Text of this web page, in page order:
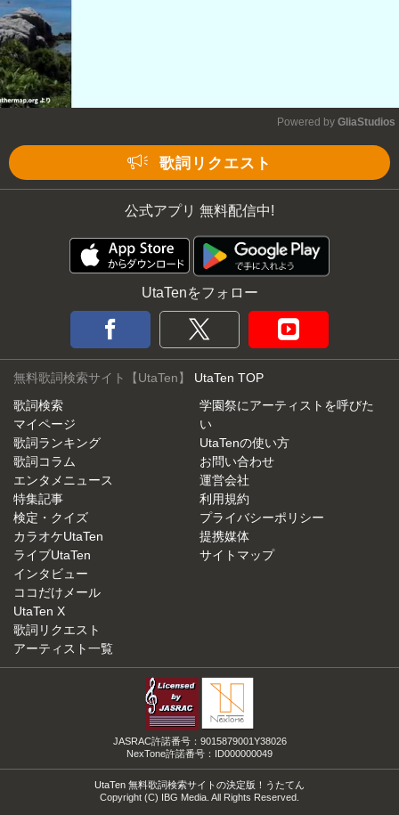
Powered by GliaStudios
歌詞リクエスト
公式アプリ 無料配信中!
UtaTenをフォロー
無料歌詞検索サイト【UtaTen】 UtaTen TOP
歌詞検索
マイページ
歌詞ランキング
歌詞コラム
エンタメニュース
特集記事
検定・クイズ
カラオケUtaTen
ライブUtaTen
インタビュー
ココだけメール
UtaTen X
歌詞リクエスト
アーティスト一覧
学園祭にアーティストを呼びた
い
UtaTenの使い方
お問い合わせ
運営会社
利用規約
プライバシーポリシー
提携媒体
サイトマップ
JASRAC許諾番号：9015879001Y38026
NexTone許諾番号：ID000000049
UtaTen 無料歌詞検索サイトの決定版！うたてん
Copyright (C) IBG Media. All Rights Reserved.